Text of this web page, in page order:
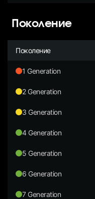
Поколение
Поколение
1 Generation
2 Generation
3 Generation
4 Generation
5 Generation
6 Generation
7 Generation